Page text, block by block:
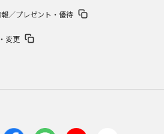
／プレゼント・優待
変更